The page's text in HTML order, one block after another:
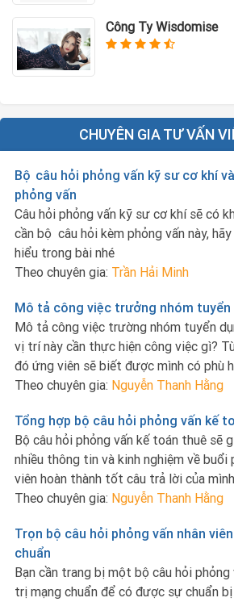
Công Ty Wisdomise
CHUYÊN GIA TƯ VẤN
Bộ câu hỏi phỏng vấn kỹ sư cơ khí
phỏng vấn
Câu hỏi phỏng vấn kỹ sư cơ khí sẽ có
cần bộ câu hỏi kèm phỏng vấn này,
hiểu trong bài nhé
Theo chuyên gia: Trần Hải Minh
Mô tả công việc trưởng nhóm
Mô tả công việc trường nhóm tuyển
vị trí này cần thực hiện công việc gì?
đó ứng viên sẽ biết được mình có phù
Theo chuyên gia: Nguyễn Thanh Hằng
Tổng hợp bộ câu hỏi phỏng vấn kế
Bộ câu hỏi phỏng vấn kế toán thuê sẽ
nhiều thông tin và kinh nghiệm về buổi
viên hoàn thành tốt câu trả lời của
Theo chuyên gia: Nguyễn Thanh Hằng
Trọn bộ câu hỏi phỏng vấn nhân
chuẩn
Bạn cần trang bị một bộ câu hỏi phỏng
trị mạng chuẩn để có được sự chuẩn